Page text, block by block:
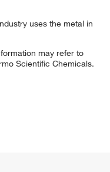
uses the metal in
may refer to
Scientific Chemicals.